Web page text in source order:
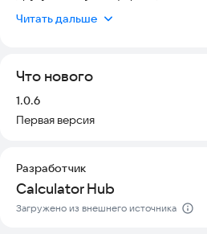
Читать дальше
Что нового
Версия:
1.0.6
Первая версия
Разработчик
Calculator Hub
Загружено из внешнего источника